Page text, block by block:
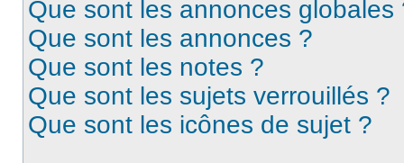
Que sont les annonces globales
Que sont les annonces ?
Que sont les notes ?
Que sont les sujets verrouillés ?
Que sont les icônes de sujet ?